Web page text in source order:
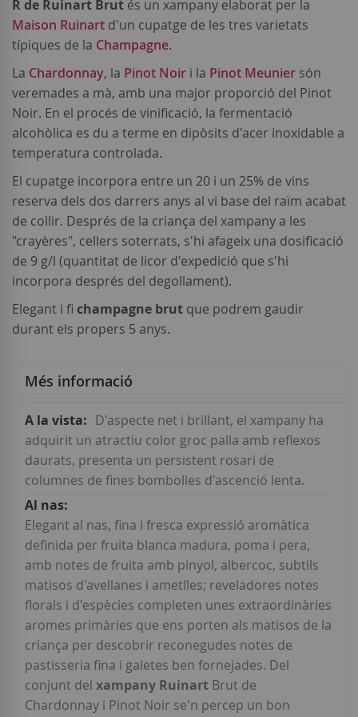
R de Ruinart Brut és un xampany elaborat per la
Maison Ruinart d'un cupatge de les tres varietats
típiques de la Champagne.
La Chardonnay, la Pinot Noir i la Pinot Meunier són
veremades a mà, amb una major proporció del Pinot
Noir. En el procés de vinificació, la fermentació
alcohòlica es du a terme en dipòsits d'acer inoxidable a
temperatura controlada.
El cupatge incorpora entre un 20 i un 25% de vins
reserva dels dos darrers anys al vi base del raïm acabat
de collir. Després de la criança del xampany a les
"crayères", cellers soterrats, s'hi afageix una dosificació
de 9 g/l (quantitat de licor d'expedició que s'hi
incorpora després del degollament).
Elegant i fi champagne brut que podrem gaudir
durant els propers 5 anys.
Més informació
Més
informació
D'aspecte net i brillant, el xampany ha
adquirit un atractiu color groc palla amb reflexos
daurats, presenta un persistent rosari de
columnes de fines bombolles d'ascenció lenta.
Elegant al nas, fina i fresca expressió aromàtica
definida per fruita blanca madura, poma i pera,
amb notes de fruita amb pinyol, albercoc, subtils
matisos d'avellanes i ametlles; reveladores notes
florals i d'espècies completen unes extraordinàries
aromes primàries que ens porten als matisos de la
criança per descobrir reconegudes notes de
pastisseria fina i galetes ben fornejades. Del
conjunt del xampany Ruinart Brut de
Chardonnay i Pinot Noir se'n percep un bon